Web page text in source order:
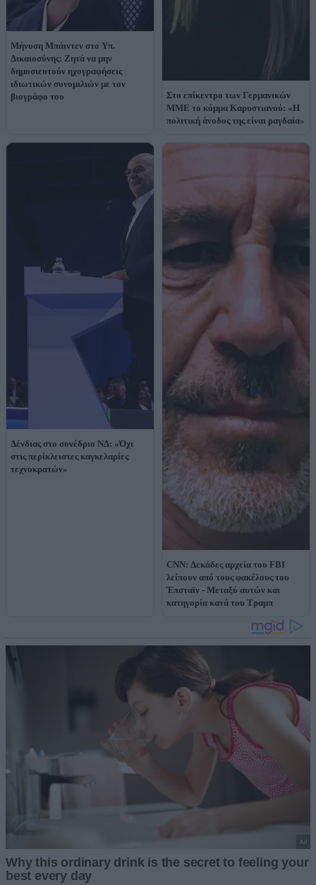
Μήνυση Μπάιντεν στο Υπ.
Δικαιοσύνης: Ζητά να μην
δημοσιευτούν ηχογραφήσεις
ιδιωτικών συνομιλιών με τον
βιογράφο του
Στο επίκεντρο των Γερμανικών
ΜΜΕ το κόμμα Καρυστιανού: «Η
πολιτική άνοδος της είναι ραγδαία»
Δένδιας στο συνέδριο ΝΔ: «Όχι
στις περίκλειστες καγκελαρίες
τεχνοκρατών»
CNN: Δεκάδες αρχεία του FBI
λείπουν από τους φακέλους του
Έπσταϊν - Μεταξύ αυτών και
κατηγορία κατά του Τραμπ